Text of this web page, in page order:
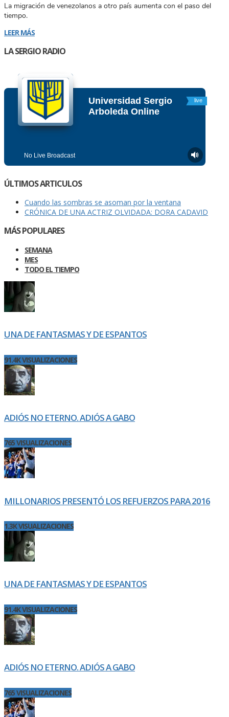
La migración de venezolanos a otro país aumenta con el paso del
tiempo.
LEER MÁS
LA SERGIO RADIO
ÚLTIMOS ARTICULOS
Cuando las sombras se asoman por la ventana
CRÓNICA DE UNA ACTRIZ OLVIDADA: DORA CADAVID
MÁS POPULARES
SEMANA
MES
TODO EL TIEMPO
UNA DE FANTASMAS Y DE ESPANTOS
91.4K VISUALIZACIONES
ADIÓS NO ETERNO. ADIÓS A GABO
765 VISUALIZACIONES
MILLONARIOS PRESENTÓ LOS REFUERZOS PARA 2016
1.3K VISUALIZACIONES
UNA DE FANTASMAS Y DE ESPANTOS
91.4K VISUALIZACIONES
ADIÓS NO ETERNO. ADIÓS A GABO
765 VISUALIZACIONES